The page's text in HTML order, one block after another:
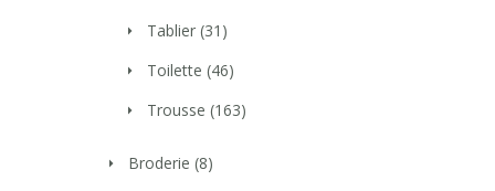
Tablier (31)
Toilette (46)
Trousse (163)
Broderie (8)